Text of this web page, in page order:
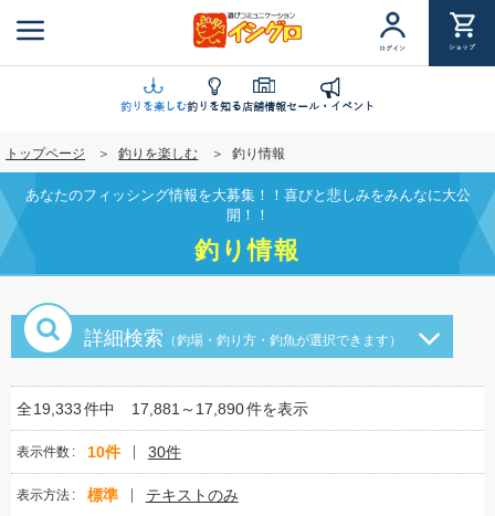
ン
に
移
動
ログイン ショップ
釣りを楽しむ釣りを知る店舗情報セール・イベント
トップページ 釣りを楽しむ 釣り情報
あなたのフィッシング情報を大募集！！喜びと悲しみをみんなに大公
開！！
釣り情報
詳細検索 （釣場・釣り方・釣魚が選択できます）
全19,333件中 17,881～17,890件を表示
表示件数 10件 30件
表示方法 標準 テキストのみ